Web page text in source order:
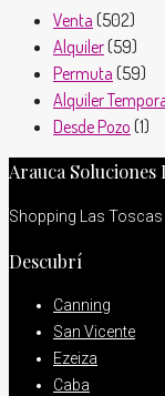
Venta (502)
Alquiler(59)
Permuta (59)
Alquiler
Desde Pozo (1)
Arauca
Shopping Las
Descubrí
Canning
San Vicente
Ezeiza
Caba